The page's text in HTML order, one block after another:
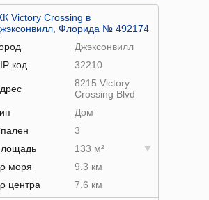
Victory Crossing в
Флорида № 492174
Джэксонвилл
код
32210
8215 Victory
Crossing Blvd
Дом
3
133 м²
моря
9.3 км
центра
7.6 км